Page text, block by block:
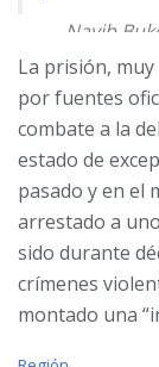
— Nayib
La prisión,
por fuentes
combate a la
estado de
pasado y en el
arrestado a
sido durante
crímenes
montado una